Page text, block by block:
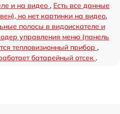
и на видео , Есть все данные
но нет картинки на видео,
полосы в видоискателе и
управления меню (панель
тепловизионный прибор ,
батарейный отсек .